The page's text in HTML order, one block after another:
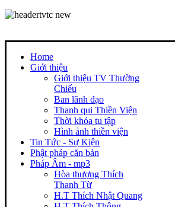
Home
Giới thiệu
Giới thiệu TV Thường
Chiếu
Ban lãnh đạo
Thanh qui Thiền Viện
Thời khóa tu tập
Hình ảnh thiền viện
Tin Tức - Sự Kiện
Phật pháp căn bản
Pháp Âm - mp3
Hòa thượng Thích
Thanh Từ
H.T Thích Nhật Quang